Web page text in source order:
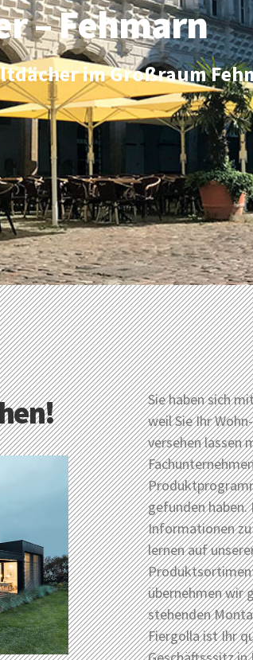
– Fehmarn
im Großraum
Sie haben sich
weil Sie Ihr
versehen lassen
gefunden
Informationen
lernen auf
übernehmen wir
stehenden
Fiergolla ist Ihr